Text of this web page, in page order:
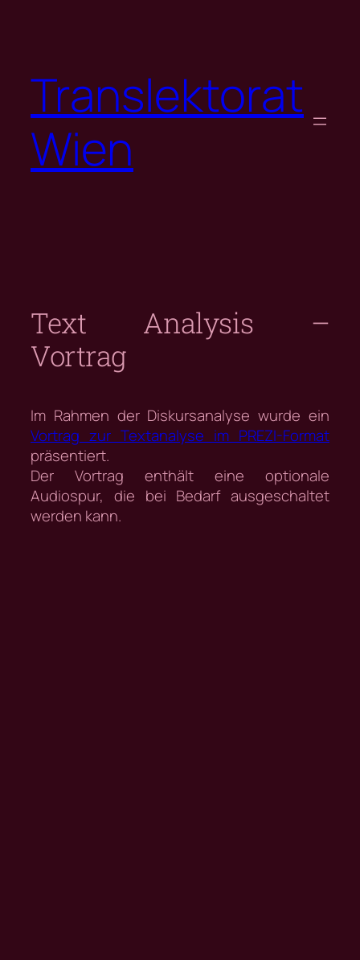
Translektorat
Wien
Text Analysis –
Vortrag
Im Rahmen der Diskursanalyse wurde ein
Vortrag zur Textanalyse im PREZI-Format
präsentiert.
Der Vortrag enthält eine optionale
Audiospur, die bei Bedarf ausgeschaltet
werden kann.